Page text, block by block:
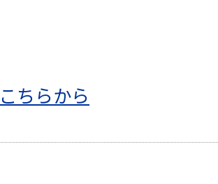
こちらから